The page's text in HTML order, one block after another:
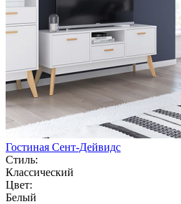
Гостиная Сент-Дейвидс
Стиль:
Классический
Цвет:
Белый